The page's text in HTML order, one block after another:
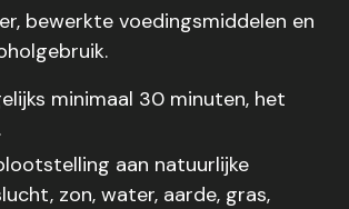
bewerkte voedingsmiddelen en
minimaal 30 minuten, het
aan natuurlijke
zon, water, aarde, gras,